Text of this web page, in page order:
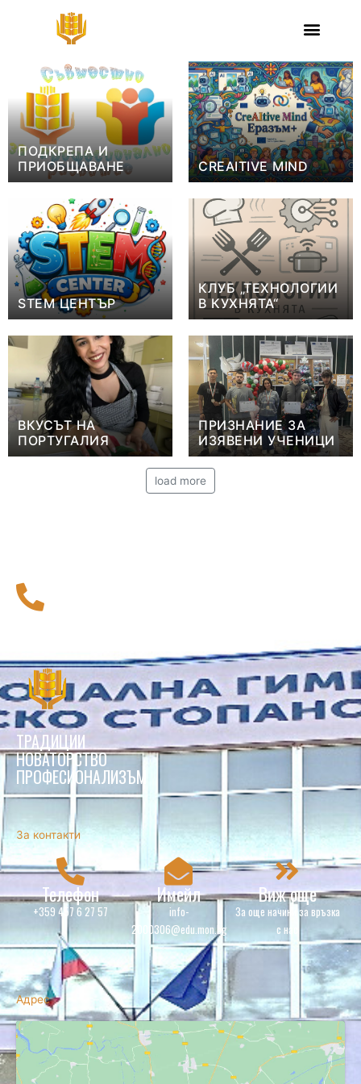
Новини от ПГСС - Нова Загора
Последни новини
ПОДКРЕПА И
ПРИОБЩАВАНЕ
CREAITIVE MIND
STEM ЦЕНТЪР
КЛУБ „ТЕХНОЛОГИИ
В КУХНЯТА“
ВКУСЪТ НА
ПОРТУГАЛИЯ
ПРИЗНАНИЕ ЗА
ИЗЯВЕНИ УЧЕНИЦИ
load more
116 111
ТРАДИЦИИ
НОВАТОРСТВО
ПРОФЕСИОНАЛИЗЪМ
За контакти
Телефон
+359 457 6 27 57
Имейл
info-
2000306@edu.mon.bg
Виж още
За още начини за връзка
с нас
Адрес